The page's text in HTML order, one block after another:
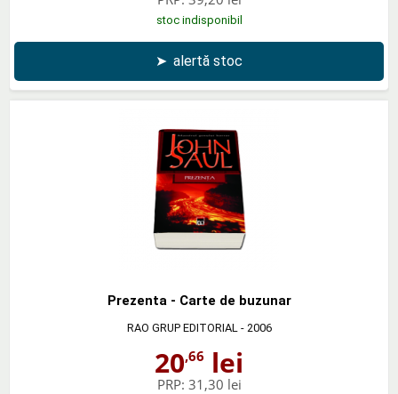
stoc indisponibil
➤ alertă stoc
Prezenta - Carte de buzunar
RAO GRUP EDITORIAL - 2006
20,66 lei
PRP: 31,30 lei